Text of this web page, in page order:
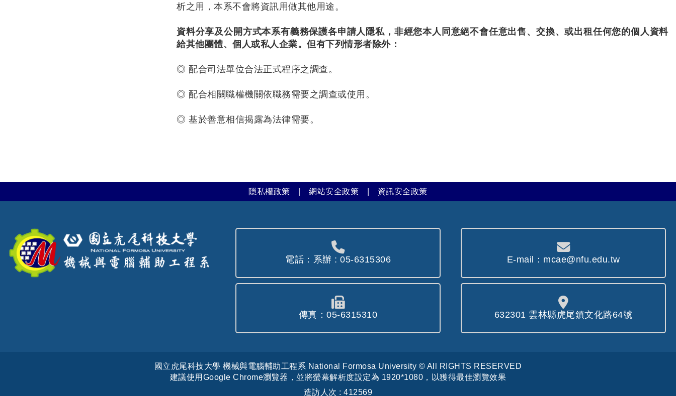
析之用，本系不會將資訊用做其他用途。
資料分享及公開方式本系有義務保護各申請人隱私，非經您本人同意絕不會任意出售、交換、或出租任何您的個人資料
給其他團體、個人或私人企業。但有下列情形者除外：
◎ 配合司法單位合法正式程序之調查。
◎ 配合相關職權機關依職務需要之調查或使用。
◎ 基於善意相信揭露為法律需要。
隱私權政策 |網站安全政策 資訊安全政策
電話：系辦 : 05-6315306
傳真：05-6315310
E-mail：mcae@nfu.edu.tw
632301 雲林縣虎尾鎮文化路64號
國立虎尾科技大學 機械與電腦輔助工程系 National Formosa University © All RIGHTS RESERVED
建議使用Google Chrome瀏覽器，並將螢幕解析度設定為 1920*1080，以獲得最佳瀏覽效果
造訪人次 : 412569